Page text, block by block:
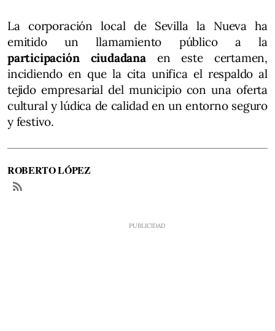
La corporación local de Sevilla la Nueva ha
emitido un llamamiento público a la
participación ciudadanaen este certamen,
incidiendo en que la cita unifica el respaldo al
tejido empresarial del municipio con una oferta
cultural y lúdica de calidad en un entorno seguro
y festivo.
ROBERTO LÓPEZ